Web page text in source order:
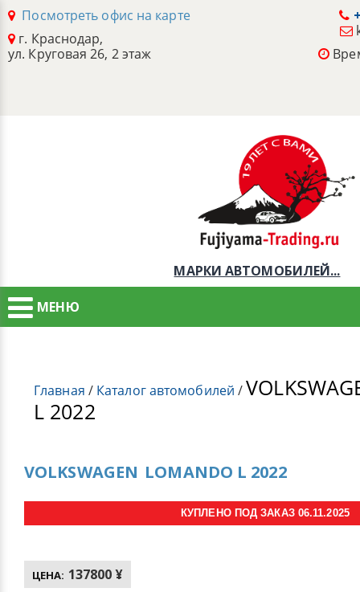
Посмотреть офис на карте
г. Краснодар,
ул. Круговая 26, 2 этаж
МАРКИ АВТОМОБИЛЕЙ...
МЕНЮ
Главная / Каталог автомобилей /
L 2022
VOLKSWAGEN LOMANDO L 2022
КУПЛЕНО ПОД ЗАКАЗ 06.11.2025
ЦЕНА: 137800 ¥